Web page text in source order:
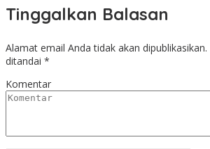
Tinggalkan Balasan
Alamat email Anda tidak akan dipublikasikan.
ditandai *
Komentar